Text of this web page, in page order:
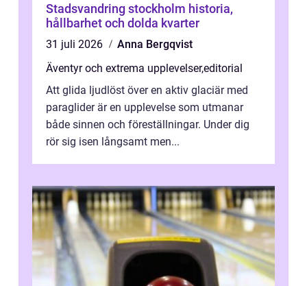
Stadsvandring stockholm historia,
hållbarhet och dolda kvarter
31 juli 2026
Anna Bergqvist
Äventyr och extrema upplevelser,editorial
Att glida ljudlöst över en aktiv glaciär med
paraglider är en upplevelse som utmanar
både sinnen och föreställningar. Under dig
rör sig isen långsamt men...